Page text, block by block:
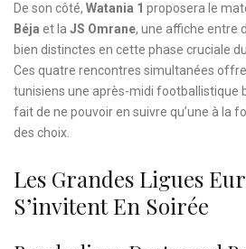
De son côté, Watania 1 proposera le
Béja et la JS Omrane, une affiche entre
bien distinctes en cette phase cruciale
Ces quatre rencontres simultanées
tunisiens une après-midi footballistique
fait de ne pouvoir en suivre qu’une à la
des choix.
Les Grandes Ligues
S’invitent En Soirée